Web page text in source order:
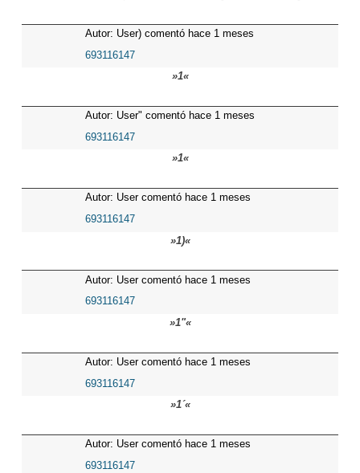
Autor: User) comentó hace 1 meses
693116147
»1«
Autor: User" comentó hace 1 meses
693116147
»1«
Autor: User comentó hace 1 meses
693116147
»1)«
Autor: User comentó hace 1 meses
693116147
»1"«
Autor: User comentó hace 1 meses
693116147
»1´«
Autor: User comentó hace 1 meses
693116147